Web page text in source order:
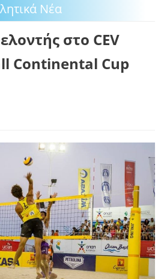
Νέα
στο CEV
Continental Cup